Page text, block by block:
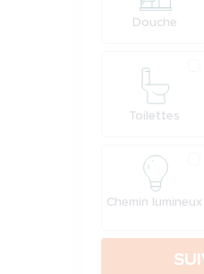
Douche
Toilettes
Chemin lumineux